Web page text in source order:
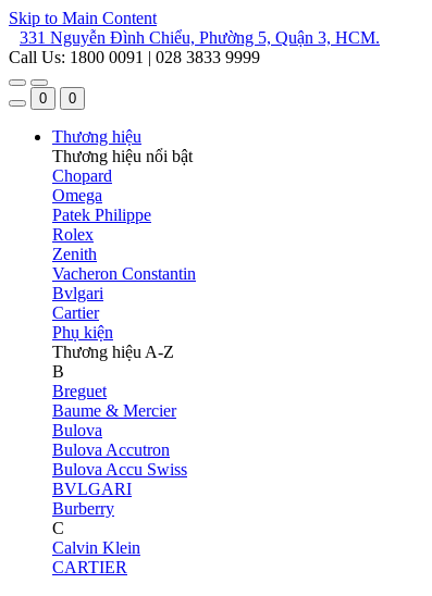
Skip to Main Content
331 Nguyễn Đình Chiểu, Phường 5, Quận 3, HCM.
Call Us: 1800 0091 | 028 3833 9999
0 0
Thương hiệu
Thương hiệu nổi bật
Chopard
Omega
Patek Philippe
Rolex
Zenith
Vacheron Constantin
Bvlgari
Cartier
Phụ kiện
Thương hiệu A-Z
B
Breguet
Baume & Mercier
Bulova
Bulova Accutron
Bulova Accu Swiss
BVLGARI
Burberry
C
Calvin Klein
CARTIER